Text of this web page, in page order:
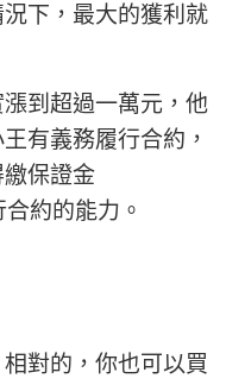
下，最大的獲利就
到超過一萬元，他
有義務履行合約，
保證金
約的能力。
對的，你也可以買